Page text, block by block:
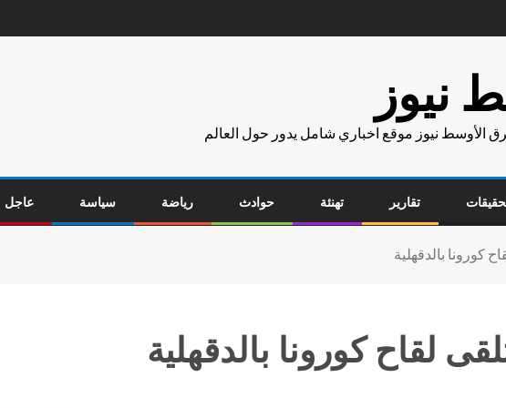
نيوز
الأوسط نيوز موقع اخباري شامل يدور حول العالم
تقارير تهنئة حوادث رياضة سياسة عاجل